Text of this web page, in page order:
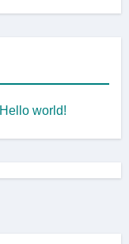
Hello world!